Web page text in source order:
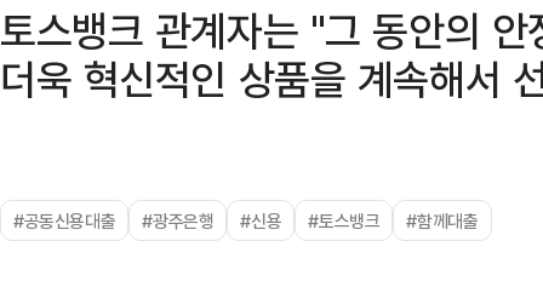
토스뱅크 관계자는 "그 동안의
더욱 혁신적인 상품을 계속해서
#공동신용대출 #광주은행 #신용 #토스뱅크 #함께대출